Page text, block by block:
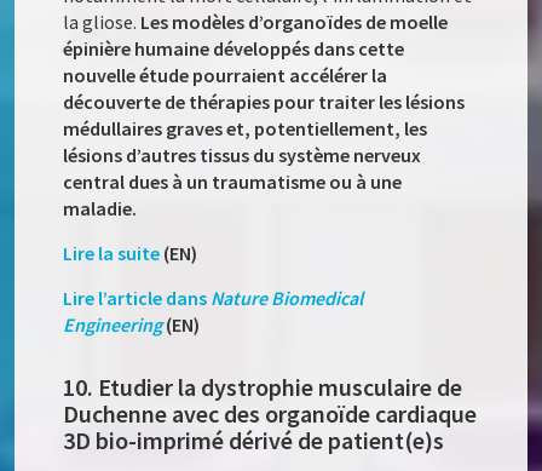
la gliose. Les modèles d’organoïdes de moelle
épinière humaine développés dans cette
nouvelle étude pourraient accélérer la
découverte de thérapies pour traiter les lésions
médullaires graves et, potentiellement, les
lésions d’autres tissus du système nerveux
central dues à un traumatisme ou à une
maladie.
Lire la suite (EN)
Lire l’article dans Nature Biomedical
Engineering(EN)
10. Etudier la dystrophie musculaire de
Duchenne avec des organoïde cardiaque
3D bio-imprimé dérivé de patient(e)s